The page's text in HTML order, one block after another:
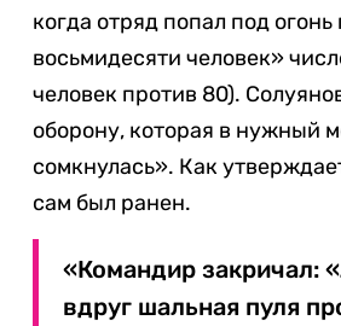
когда отряд попал под
восьмидесяти человек»
человек против 80).
оборону, которая в нужный
сомкнулась». Как
сам был ранен.
«Командир закричал:
вдруг шальная пуля